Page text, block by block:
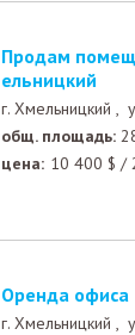
Продам помещение под магазин близ больница, г.Хм
ельницкий
г. Хмельницкий ,
общ. площадь:
цена: 10 400 $ /
Оренда офиса
г. Хмельницкий ,